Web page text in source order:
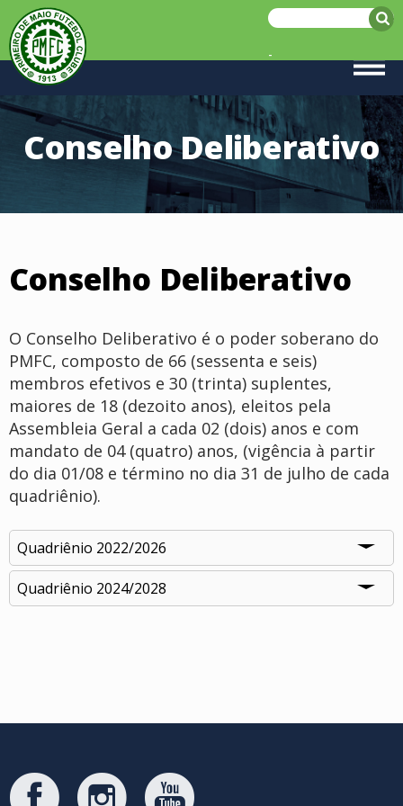
-
Conselho Deliberativo
Conselho Deliberativo
O Conselho Deliberativo é o poder soberano do
PMFC, composto de 66 (sessenta e seis)
membros efetivos e 30 (trinta) suplentes,
maiores de 18 (dezoito anos), eleitos pela
Assembleia Geral a cada 02 (dois) anos e com
mandato de 04 (quatro) anos, (vigência à partir
do dia 01/08 e término no dia 31 de julho de cada
quadriênio).
Quadriênio 2022/2026
Quadriênio 2024/2028